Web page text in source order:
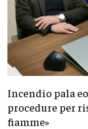
Incendio pala
procedure per
fiamme»